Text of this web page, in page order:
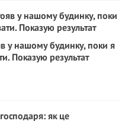
у нашому будинку, поки я
Показую результат